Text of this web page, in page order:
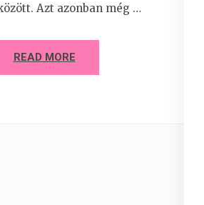
Azt azonban még …
READ MORE